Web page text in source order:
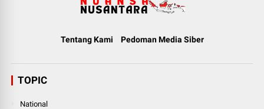
Tentang Kami Pedoman Media Siber
TOPIC
National